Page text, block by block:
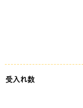
受入れ数